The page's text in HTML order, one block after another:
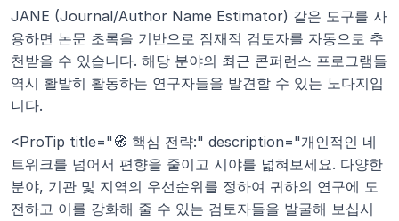
JANE (Journal/Author Name Estimator) 같은 도구를 사
용하면 논문 초록을 기반으로 잠재적 검토자를 자동으로 추
천받을 수 있습니다. 해당 분야의 최근 콘퍼런스 프로그램들
역시 활발히 활동하는 연구자들을 발견할 수 있는 노다지입
니다.
<ProTip title="🧭 핵심 전략:" description="개인적인 네
트워크를 넘어서 편향을 줄이고 시야를 넓혀보세요. 다양한
분야, 기관 및 지역의 우선순위를 정하여 귀하의 연구에 도
전하고 이를 강화해 줄 수 있는 검토자들을 발굴해 보십시